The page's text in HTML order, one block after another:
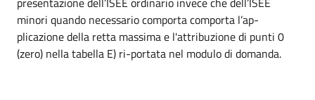
minori quando necessario comporta comporta l’ap-
plicazione della retta massima e l'attribuzione di punti 0
(zero) nella tabella E) ri-portata nel modulo di domanda.